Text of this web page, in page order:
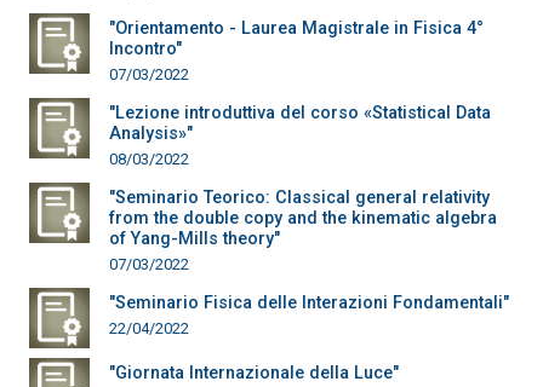
"Orientamento - Laurea Magistrale in Fisica 4°
Incontro"
07/03/2022
"Lezione introduttiva del corso «Statistical Data
Analysis»"
08/03/2022
"Seminario Teorico: Classical general relativity
from the double copy and the kinematic algebra
of Yang-Mills theory"
07/03/2022
"Seminario Fisica delle Interazioni Fondamentali"
22/04/2022
"Giornata Internazionale della Luce"